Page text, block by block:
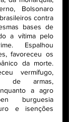
Bolsonaro
contra
bases de
a vítima pelo
Espalhou
favoreceu os
da morte.
vermífugo,
de armas,
a agro
burguesia
e isenções